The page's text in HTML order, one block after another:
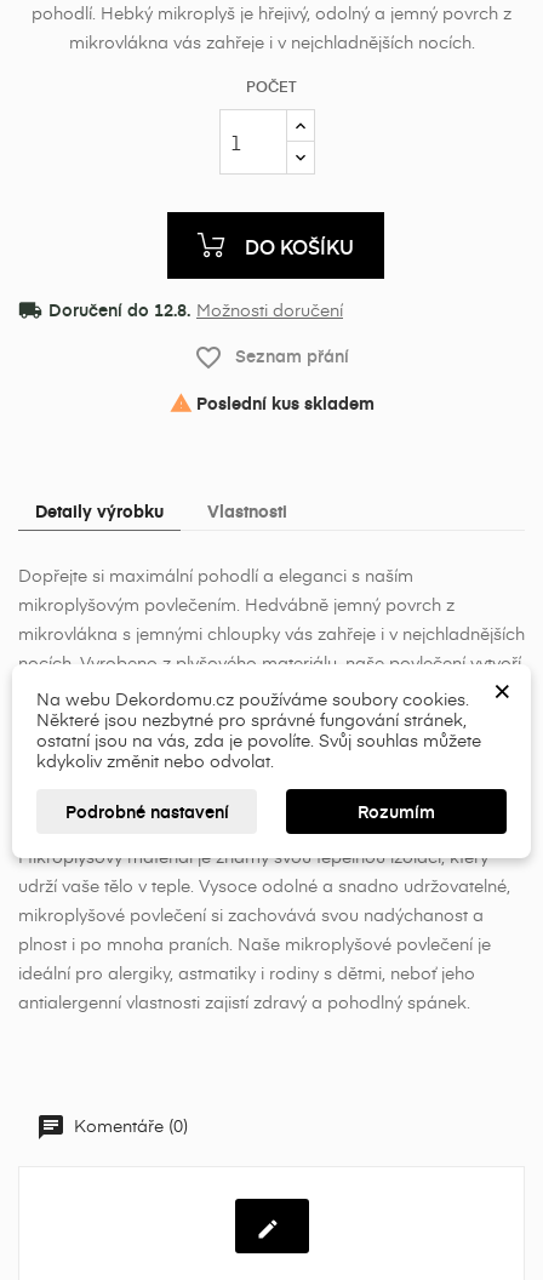
pohodlí. Hebký mikroplyš je hřejivý, odolný a jemný povrch z
mikrovlákna vás zahřeje i v nejchladnějších nocích.
POČET
DO KOŠÍKU
local_shipping Doručení do 12.8. Možnosti doručení
favorite_border Seznam přání
 Poslední kus skladem
Detaily výrobku Vlastnosti
Dopřejte si maximální pohodlí a eleganci s naším
mikroplyšovým povlečením. Hedvábně jemný povrch z
mikrovlákna s jemnými chloupky vás zahřeje i v nejchladnějších
nocích. Vyrobeno z plyšového materiálu, naše povlečení vytvoří
neobyčejnou měkkost a pocit absolutního pohodlí při každém
doteku. Díky svému elegantnímu vzoru, povlečení Värme
přinese do vaší ložnice sofistikovaný a moderní vzhled.
propracovaný vzor dodává povlečení nádech luxusu.
Mikroplyšový materiál je známý svou tepelnou izolací, který
udrží vaše tělo v teple. Vysoce odolné a snadno udržovatelné,
mikroplyšové povlečení si zachovává svou nadýchanost a
plnost i po mnoha praních. Naše mikroplyšové povlečení je
ideální pro alergiky, astmatiky i rodiny s dětmi, neboť jeho
antialergenní vlastnosti zajistí zdravý a pohodlný spánek.
Komentáře (0)
×
add_circle_outline
Vytvořit seznam přání ×
Název seznamu přání
Zrušit Vytvořit seznam přání
Přihlásit se ×
Musíte být přihlášen, abyste si mohli výrobky uložit do
svého seznamu přání.
Přihlásit se
×
Na webu Dekordomu.cz používáme soubory cookies.
Některé jsou nezbytné pro správné fungování stránek,
ostatní jsou na vás, zda je povolíte. Svůj souhlas můžete
kdykoliv změnit nebo odvolat.
Podrobné nastavení Rozumím